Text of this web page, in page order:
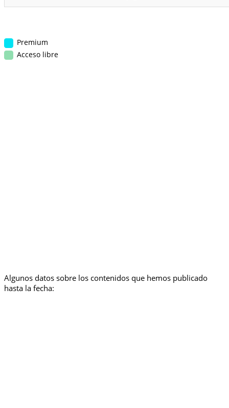
Premium
Acceso libre
Algunos datos sobre los contenidos que hemos publicado
hasta la fecha: